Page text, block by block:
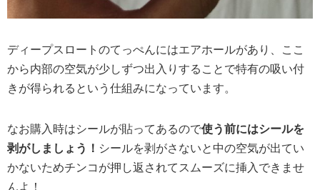
ディープスロートのてっぺんにはエアホールがあり、ここ
から内部の空気が少しずつ出入りすることで特有の吸い付
きが得られるという仕組みになっています。
なお購入時はシールが貼ってあるので使う前にはシールを
剥がしましょう！ シールを剥がさないと中の空気が出てい
かないためチンコが押し返されてスムーズに挿入できませ
んよ！